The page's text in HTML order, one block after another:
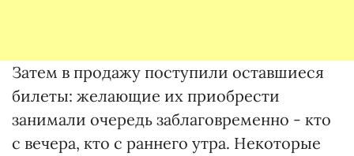
Затем в продажу поступили оставшиеся
билеты: желающие их приобрести
занимали очередь заблаговременно - кто
с вечера, кто с раннего утра. Некоторые